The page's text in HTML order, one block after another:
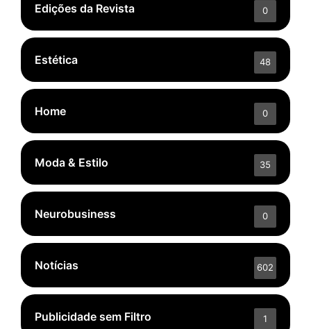
Edições da Revista 0
Estética 48
Home 0
Moda & Estilo 35
Neurobusiness 0
Notícias 602
Publicidade sem Filtro 1